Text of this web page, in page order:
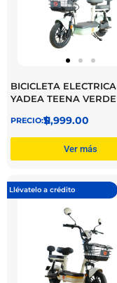
BICICLETA ELECTRICA
YADEA TEENA VERDE
$
11,999.00
Ver más
Llévatelo a crédito